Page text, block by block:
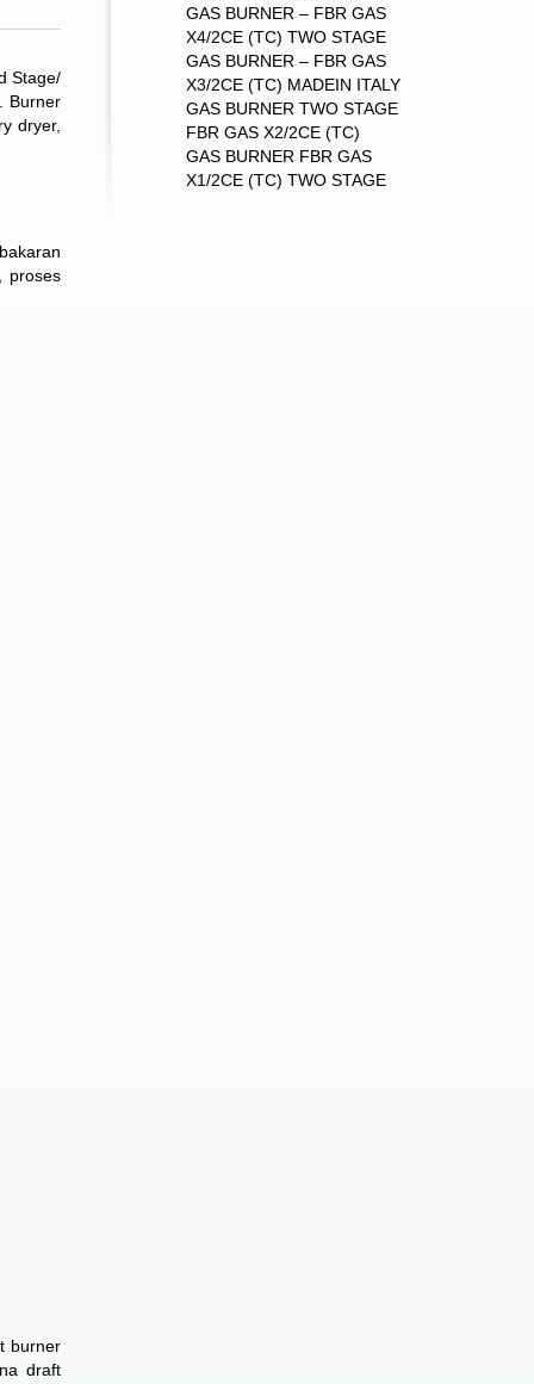
Stage/
Burner
dryer,
proses
burner
draft
GAS BURNER – FBR GAS
X4/2CE (TC) TWO STAGE
GAS BURNER – FBR GAS
X3/2CE (TC) MADEIN ITALY
GAS BURNER TWO STAGE
FBR GAS X2/2CE (TC)
GAS BURNER FBR GAS
X1/2CE (TC) TWO STAGE